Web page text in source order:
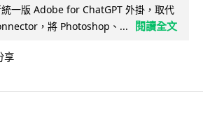
一版 Adobe for ChatGPT 外掛，取代
，將 Photoshop、...
閱讀全文
享